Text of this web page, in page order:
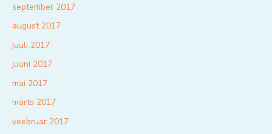
september 2017
august 2017
juuli 2017
juuni 2017
mai 2017
märts 2017
veebruar 2017